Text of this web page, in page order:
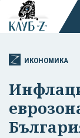
ИКОНОМИКА